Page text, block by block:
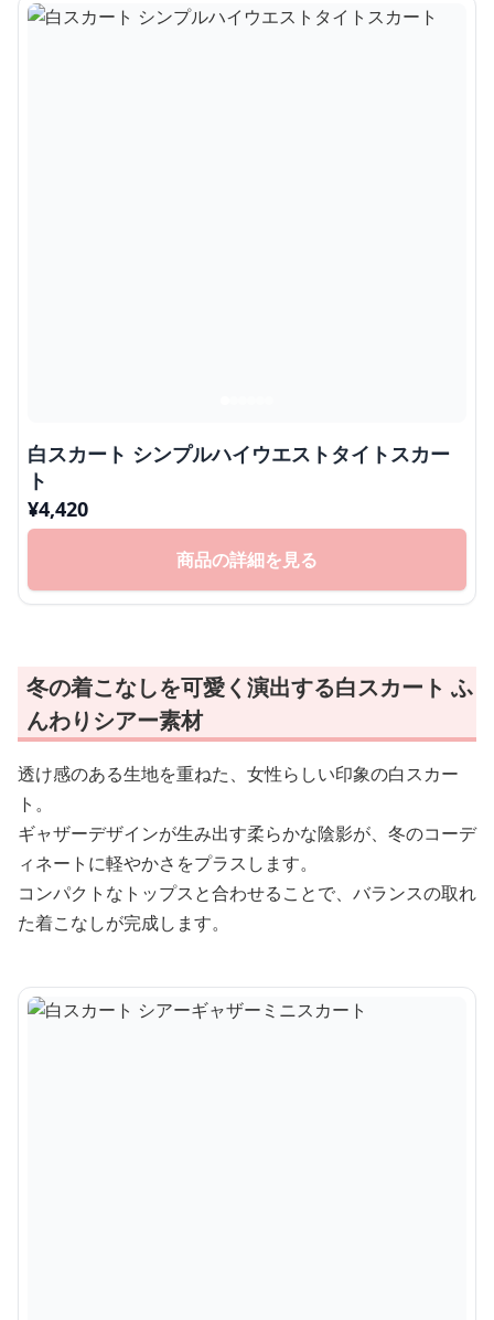
白スカート シンプルハイウエストタイトスカー
ト
¥4,420
商品の詳細を見る
冬の着こなしを可愛く演出する白スカート ふ
んわりシアー素材
透け感のある生地を重ねた、女性らしい印象の白スカー
ト。
ギャザーデザインが生み出す柔らかな陰影が、冬のコーデ
ィネートに軽やかさをプラスします。
コンパクトなトップスと合わせることで、バランスの取れ
た着こなしが完成します。